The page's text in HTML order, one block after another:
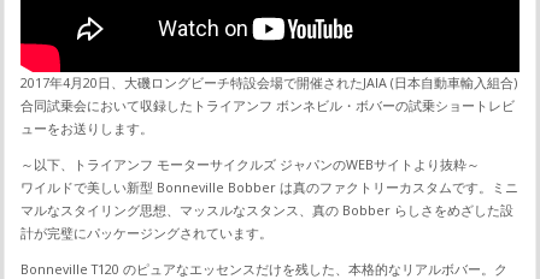
2017年4月20日、大磯ロングビーチ特設会場で開催されたJAIA (日本自動車輸入組合)
合同試乗会において収録したトライアンフ ボンネビル・ボバーの試乗ショートレビ
ューをお送りします。
～以下、トライアンフ モーターサイクルズ ジャパンのWEBサイトより抜粋～
ワイルドで美しい新型 Bonneville Bobber は真のファクトリーカスタムです。ミニ
マルなスタイリング思想、マッスルなスタンス、真の Bobber らしさをめざした設
計が完璧にパッケージングされています。
Bonneville T120 のピュアなエッセンスだけを残した、本格的なリアルボバー。ク